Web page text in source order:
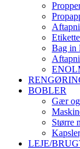
Bag in
BOBLER
Gær
Større
LEJE/